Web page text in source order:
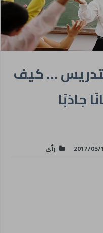
… كيف
جاذبًا
2017/05/ رأي